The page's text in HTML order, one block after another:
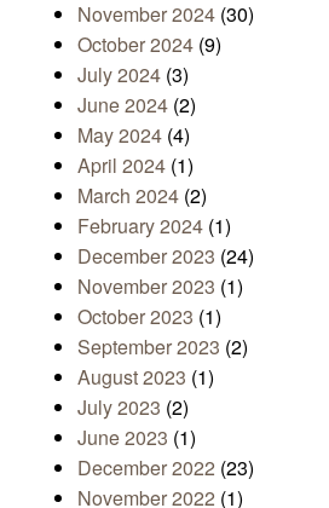
November 2024 (30)
October 2024 (9)
July 2024 (3)
June 2024 (2)
May 2024 (4)
April 2024 (1)
March 2024 (2)
February 2024 (1)
December 2023 (24)
November 2023 (1)
October 2023 (1)
September 2023 (2)
August 2023 (1)
July 2023 (2)
June 2023 (1)
December 2022 (23)
November 2022 (1)